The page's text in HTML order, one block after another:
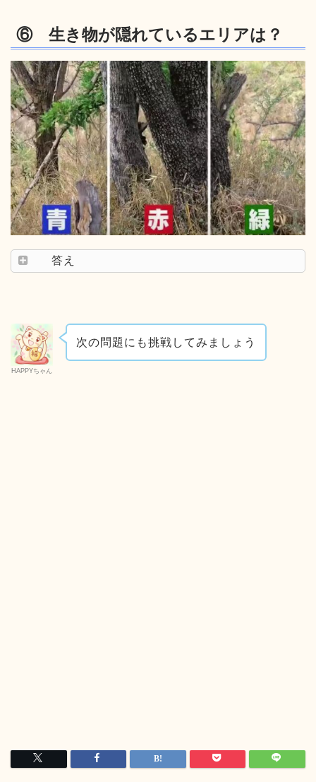
⑥ 生き物が隠れているエリアは？
答え
HAPPYちゃん
次の問題にも挑戦してみましょう